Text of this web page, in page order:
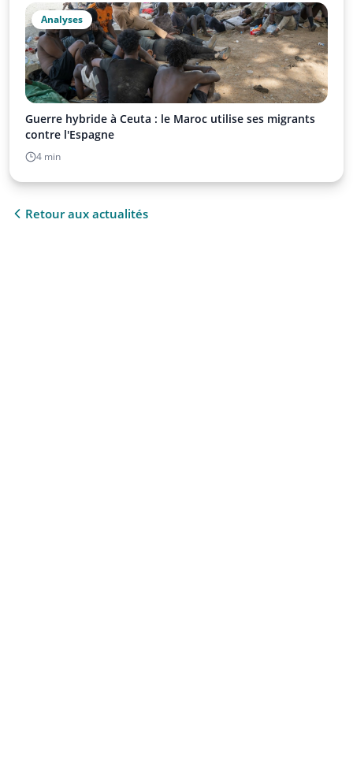
Analyses
Guerre hybride à Ceuta : le Maroc utilise ses migrants
contre l'Espagne
4 min
Retour aux actualités